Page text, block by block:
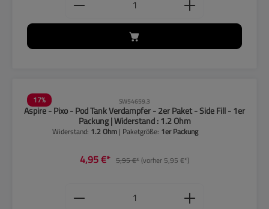
17% SW54659.3
Aspire - Pixo - Pod Tank Verdampfer - 2er Paket - Side Fill - 1er
Packung | Widerstand : 1.2 Ohm
Widerstand: 1.2 Ohm | Paketgröße: 1er Packung
4,95 €* 5,95 €*(vorher 5,95 €*)
Produkt Anzahl: Gib den